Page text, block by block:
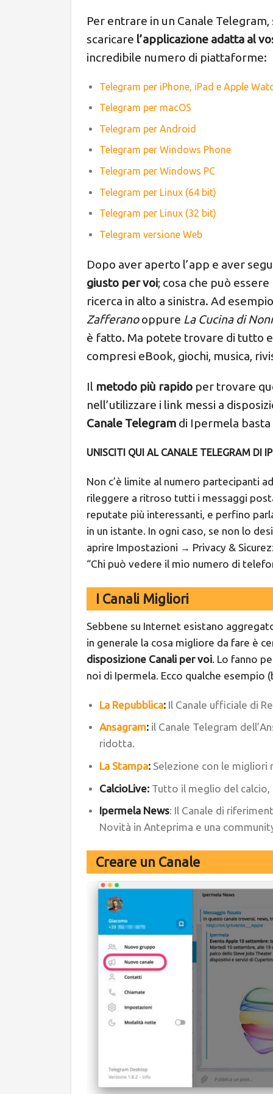
Per entrare in un Canale
scaricare l’applicazione adatta al
incredibile numero di piattaforme:
Telegram per iPhone, iPad e Apple
Telegram per macOS
Telegram per Android
Telegram per Windows Phone
Telegram per Windows PC
Telegram per Linux (64 bit)
Telegram per Linux (32 bit)
Telegram versione Web
Dopo aver aperto l’app e aver
giusto per voi; cosa che può
ricerca in alto a sinistra. Ad
Zafferanooppure La Cucina di
è fatto. Ma potete trovare di tutto
compresi eBook, giochi, musica,
Il metodo più rapido per trovare
nell’utilizzare i link messi a
Canale Telegram di Ipermela basta
UNISCITI QUI AL CANALE TELEGRAM DI
Non c’è limite al numero partecipanti
rileggere a ritroso tutti i messaggi
reputate più interessanti, e perfino
in un istante. In ogni caso, se non lo
aprire Impostazioni → Privacy &
“Chi può vedere il mio numero di
I Canali Migliori
Sebbene su Internet esistano
in generale la cosa migliore da fare è
disposizione Canali per voi. Lo fanno
noi di Ipermela. Ecco qualche esempio
La Repubblica:Il Canale ufficiale di
Ansagram:il Canale Telegram
ridotta.
La Stampa:Selezione con le migliori
CalcioLive: Tutto il meglio del
Ipermela News: Il Canale di
Novità in Anteprima e una
Creare un Canale